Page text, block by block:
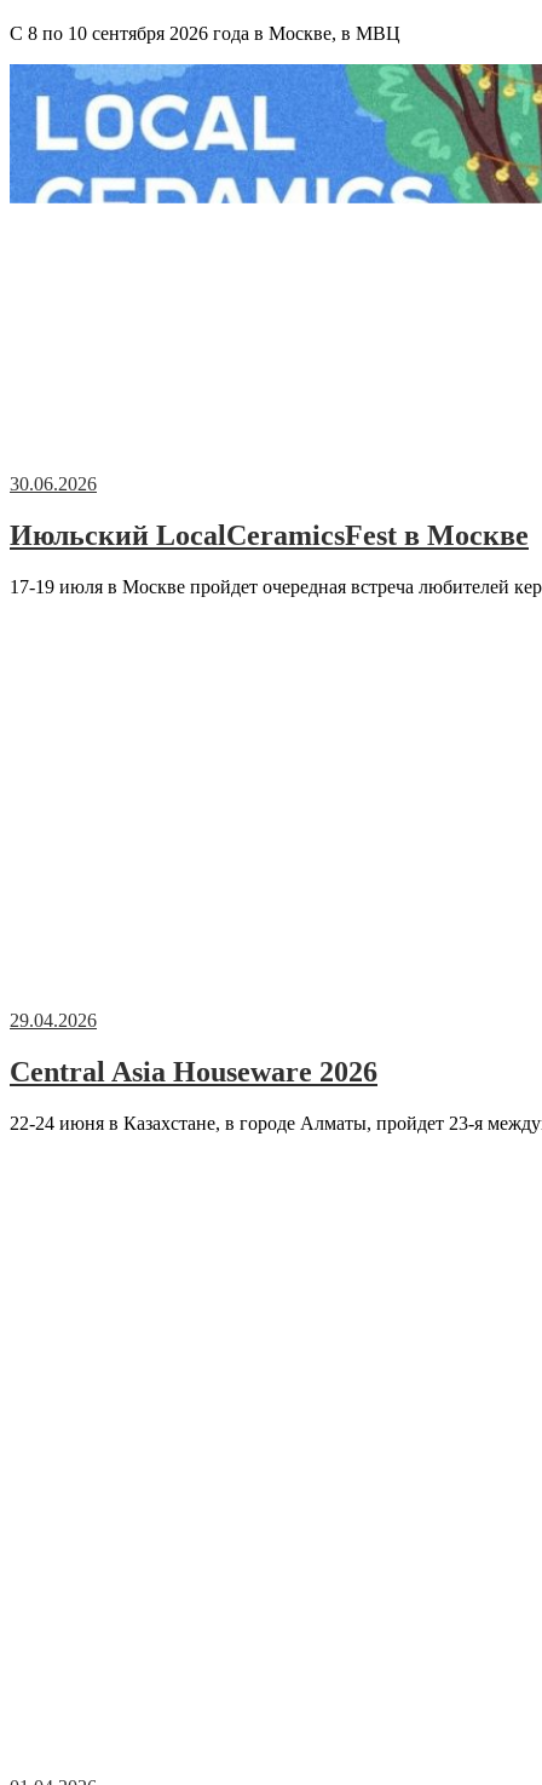
С 8 по 10 сентября 2026 года в Москве, в МВЦ
30.06.2026
Июльский LocalCeramicsFest в Москве
17-19 июля в Москве пройдет очередная встреча любителей
29.04.2026
Central Asia Houseware 2026
22-24 июня в Казахстане, в городе Алматы, пройдет 23-я